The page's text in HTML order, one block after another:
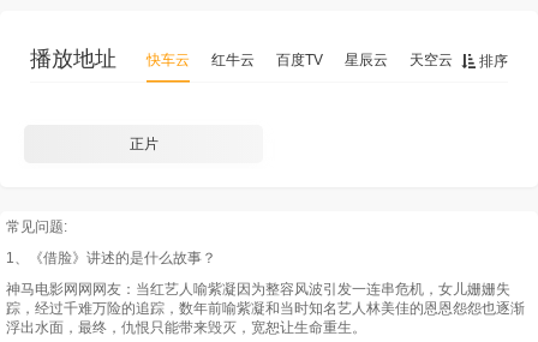
排序
播放地址 快车云 红牛云 百度TV 星辰云 天空云
正片
常见问题:
1、《借脸》讲述的是什么故事？
神马电影网网网友：当红艺人喻紫凝因为整容风波引发一连串危机，女儿姗姗失
踪，经过千难万险的追踪，数年前喻紫凝和当时知名艺人林美佳的恩恩怨怨也逐渐
浮出水面，最终，仇恨只能带来毁灭，宽恕让生命重生。